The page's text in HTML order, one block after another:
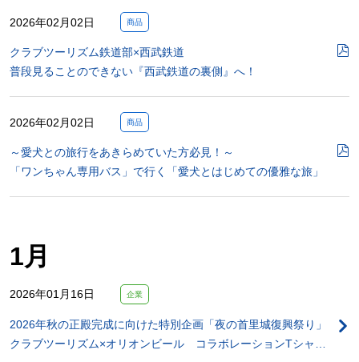
2026年02月02日 商品
クラブツーリズム鉄道部×西武鉄道
普段見ることのできない『西武鉄道の裏側』へ！
2026年02月02日 商品
～愛犬との旅行をあきらめていた方必見！～
「ワンちゃん専用バス」で行く「愛犬とはじめての優雅な旅」
1月
2026年01月16日 企業
2026年秋の正殿完成に向けた特別企画「夜の首里城復興祭り」
クラブツーリズム×オリオンビール コラボレーションTシャ…